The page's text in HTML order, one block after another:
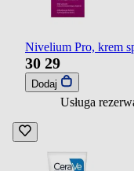
Nivelium Pro, krem
30 29
Dodaj
Usługa